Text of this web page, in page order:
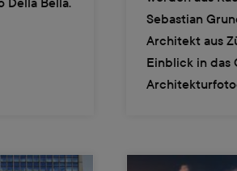
Sebastian
Architekt aus
Einblick in das